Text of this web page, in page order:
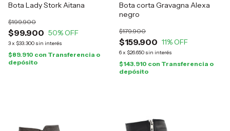
Bota Lady Stork Aitana
$99.900
$199.900
50% OFF
3x $33.300 sin interés
$89.910 con Transferencia o
depósito
Bota corta Gravagna Alexa
negro
$159.900
$179.900
11% OFF
6x $26.650 sin interés
$143.910 con Transferencia o
depósito